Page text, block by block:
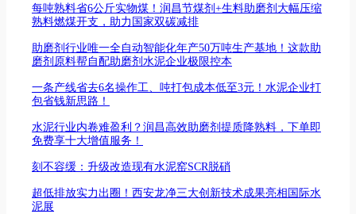
每吨熟料省6公斤实物煤！润昌节煤剂+生料助磨剂大幅压缩
熟料燃煤开支，助力国家双碳减排
助磨剂行业唯一全自动智能化年产50万吨生产基地！这款助
磨剂原料帮自配助磨剂水泥企业极限控本
一条产线省去6名操作工、吨打包成本低至3元！水泥企业打
包省钱新思路！
水泥行业内卷难盈利？润昌高效助磨剂提质降熟料，下单即
免费享十大增值服务！
刻不容缓：升级改造现有水泥窑SCR脱硝
超低排放实力出圈！西安龙净三大创新技术成果亮相国际水
泥展